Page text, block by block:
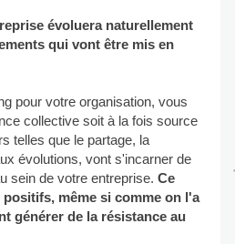
évoluera naturellement
qui vont être mis en
pour votre organisation, vous
collective soit à la fois source
telles que le partage, la
évolutions, vont s'incarner de
sein de votre entreprise. Ce
même si comme on l'a
générer de la résistance au